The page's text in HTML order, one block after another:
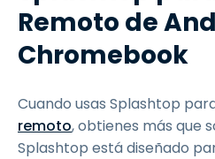
Remoto de
Chromebook
Cuando usas Splashtop
remoto, obtienes más que
Splashtop está diseñado